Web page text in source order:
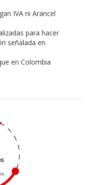
IVA ni Arancel
para hacer
señalada en
en Colombia